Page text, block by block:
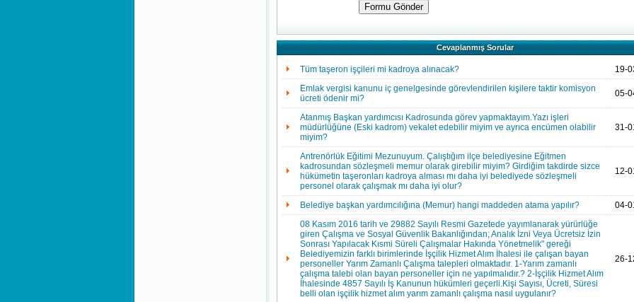
Cevaplanmış Sorular
Tüm taşeron işçileri mi kadroya alınacak?
19-
Emlak vergisi kanunu iç genelgesinde görevlendirilen kişilere taktir komisyon
ücreti ödenir mi?
05-
Atanmış Başkan yardımcısı Kadrosunda görev yapmaktayım.Yazı işleri
müdürlüğüne (Eski kadrom) vekalet edebilir miyim ve ayrıca encümen olabilir
miyim?
31-
Antrenörlük Eğitimi Mezunuyum. Çalıştığım ilçe belediyesine Eğitmen
kadrosundan sözleşmeli memur olarak girebilir miyim? Girdiğim takdirde sizce
hükümetin taşeronları kadroya alması mı daha iyi belediyede sözleşmeli
personel olarak çalışmak mı daha iyi olur?
12-
Belediye başkan yardımcılığına (Memur) hangi maddeden atama yapılır?
04-
08 Kasım 2016 tarih ve 29882 Sayılı Resmi Gazetede yayımlanarak yürürlüğe
giren Çalışma ve Sosyal Güvenlik Bakanlığından; Analık İzni Veya Ücretsiz İzin
Sonrası Yapılacak Kısmi Süreli Çalışmalar Hakında Yönetmelik" gereği
Belediyemizin farklı birimlerinde İşçilik Hizmet Alım İhalesi ile çalışan bayan
personeller Yarım Zamanlı Çalışma talepleri olmaktadır. 1-Yarım zamanlı
çalışma talebi olan bayan personeller için ne yapılmalıdır.? 2-İşçilik Hizmet Alım
İhalesinde 4857 Sayılı İş Kanunun hükümleri geçerli.Kişi Sayısı, Ücreti, Süresi
belli olan işçilik hizmet alım yarım zamanlı çalışma nasıl uygulanır?
26-